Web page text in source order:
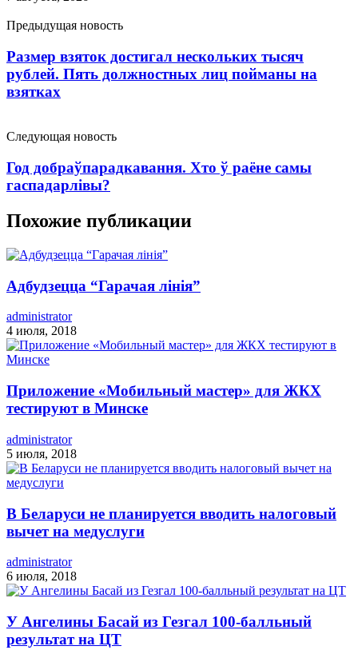
Предыдущая новость
Размер взяток достигал нескольких тысяч
рублей. Пять должностных лиц пойманы на
взятках
Следующая новость
Год добраўпарадкавання. Хто ў раёне самы
гаспадарлівы?
Похожие публикации
Адбудзецца “Гарачая лінія”
administrator
4 июля, 2018
Приложение «Мобильный мастер» для ЖКХ
тестируют в Минске
administrator
5 июля, 2018
В Беларуси не планируется вводить налоговый
вычет на медуслуги
administrator
6 июля, 2018
У Ангелины Басай из Гезгал 100-балльный
результат на ЦТ